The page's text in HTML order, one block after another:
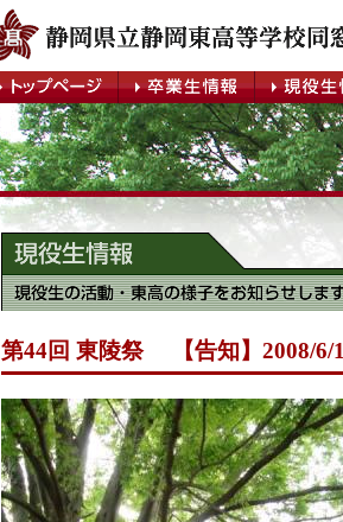
第44回 東陵祭 【告知】2008/6/1